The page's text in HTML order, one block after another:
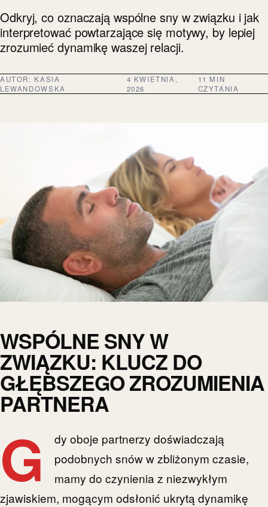
Odkryj, co oznaczają wspólne sny w związku i jak
interpretować powtarzające się motywy, by lepiej
zrozumieć dynamikę waszej relacji.
AUTOR: KASIA
LEWANDOWSKA
4 KWIETNIA,
2026
11 MIN
CZYTANIA
WSPÓLNE SNY W
ZWIĄZKU: KLUCZ DO
GŁĘBSZEGO ZROZUMIENIA
PARTNERA
G
dy oboje partnerzy doświadczają
podobnych snów w zbliżonym czasie,
mamy do czynienia z niezwykłym
zjawiskiem, mogącym odsłonić ukrytą dynamikę